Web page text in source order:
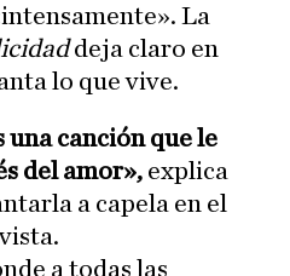
La
deja claro en
lo que vive.
una canción que le
del amor», explica
a capela en el
a todas las